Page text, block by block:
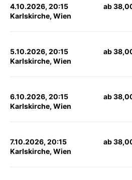
4.10.2026, 20:15
Karlskirche, Wien
ab
5.10.2026, 20:15
Karlskirche, Wien
ab
6.10.2026, 20:15
Karlskirche, Wien
ab
7.10.2026, 20:15
Karlskirche, Wien
ab